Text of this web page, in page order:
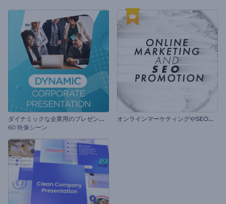
ダ
イナミックな企業用のプレゼンテーション
60 映像シーン
オ
ンラインマーケティングやSEOプロモーション